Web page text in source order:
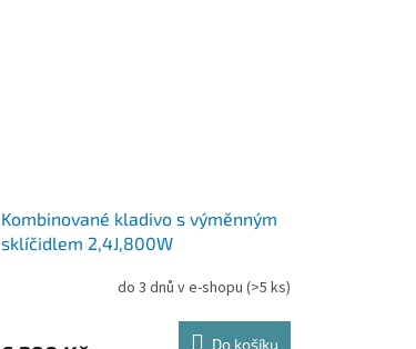
Kombinované kladivo s výměnným
sklíčidlem 2,4J,800W
do 3 dnů v e-shopu (>5 ks)
Do košíku